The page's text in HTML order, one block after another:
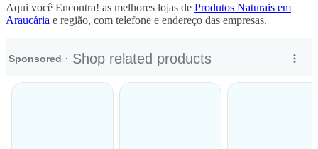
Aqui você Encontra! as melhores lojas de Produtos Naturais em
Araucária e região, com telefone e endereço das empresas.